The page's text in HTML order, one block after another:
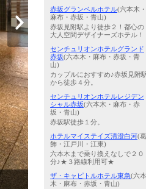
東京タワー
赤坂グランベルホテル(六本木・
麻布・赤坂・青山)
赤坂見附駅より徒歩２！都心の
大人空間デザイナーズホテル！
センチュリオンホテルグランド
赤坂(六本木・麻布・赤坂・青
山)
カップルにおすすめ♪赤坂見附
から徒歩４分。
センチュリオンホテルレジデン
シャル赤坂(六本木・麻布・赤
坂・青山)
赤坂駅徒歩１分。
ホテルマイステイズ清澄白河(葛
飾・江戸川・江東)
六本木まで乗り換えなしで２０
分♪★３路線利用可★
ザ・キャピトルホテル東急(六本
木・麻布・赤坂・青山)